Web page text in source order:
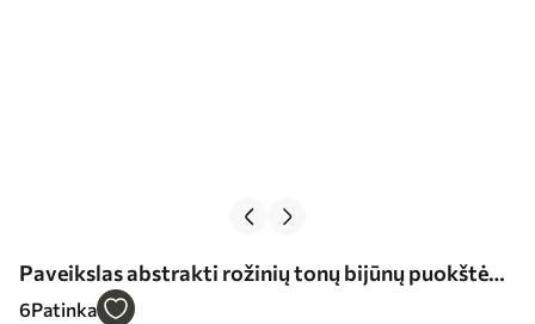
Paveikslas abstrakti rožinių tonų bijūnų puokštė
Nr s39324
6Patinka